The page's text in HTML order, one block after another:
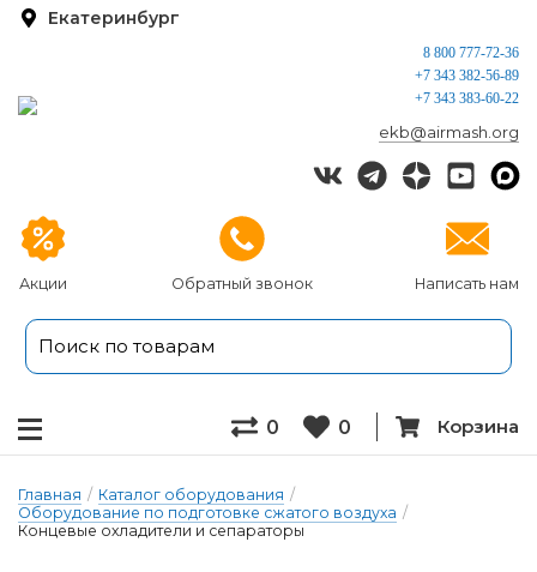
Екатеринбург
Акции Обратный звонок Написать нам
8 800 777-72-36
+7 343 382-56-89
+7 343 383-60-22
ekb@airmash.org
0 0 Корзина
Главная / Каталог оборудования /
Оборудование по подготовке сжатого воздуха /
Концевые охладители и сепараторы